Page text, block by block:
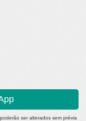
ser alterados sem prévia